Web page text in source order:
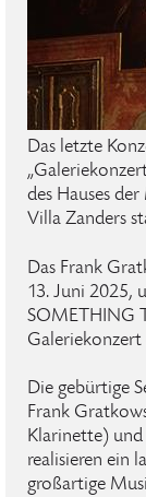
Das letzte
des Hauses
Villa Zanders
Das Frank
13. Juni 2025,
SOMETHING
Galeriekonzert
Die gebürtige
Frank
Klarinette)
realisieren ein
großartige